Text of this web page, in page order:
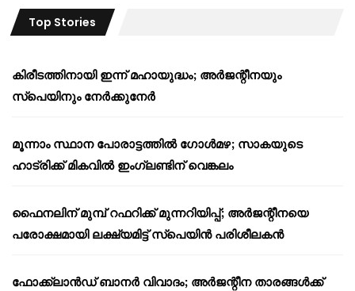
Top Stories
കിരീടത്തിനായി ഇന്ന് മഹായുദ്ധം; അർജന്റീനയും
സ്പെയിനും നേർക്കുനേർ
മൂന്നാം സ്ഥാന പോരാട്ടത്തിൽ ഗോൾമഴ; സാകയുടെ
ഹാട്രിക്ക് മികവിൽ ഇംഗ്ലണ്ടിന് വെങ്കലം
ഫൈനലിന് മുമ്പ് റഫറിക്ക് മുന്നറിയിപ്പ്; അർജന്റീനയെ
പരോക്ഷമായി ലക്ഷ്യമിട്ട് സ്പെയിൻ പരിശീലകൻ
ഫോക്ക്‌ലാൻഡ് ബാനർ വിവാദം; അർജന്റീന താരങ്ങൾക്ക്